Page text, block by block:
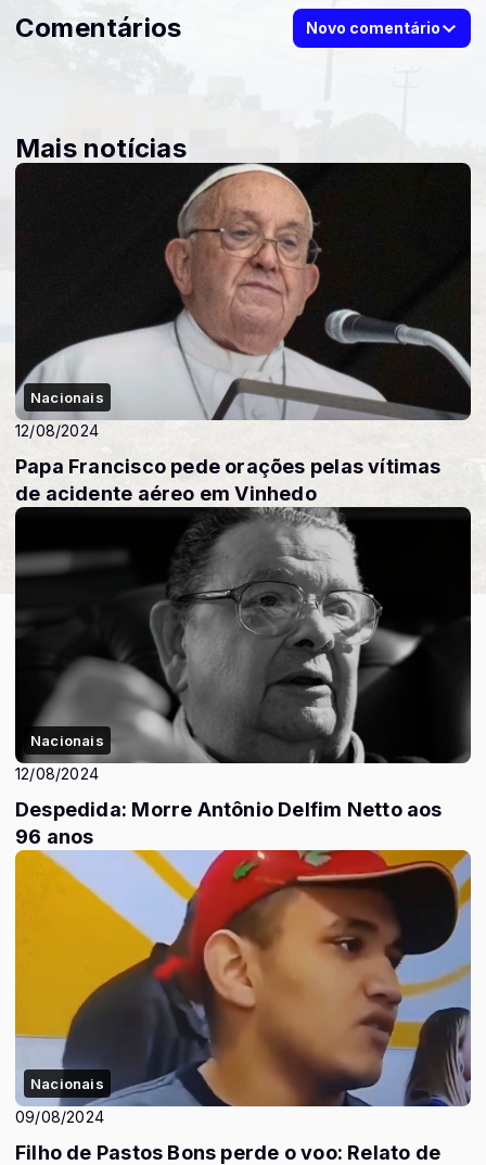
Comentários Novo comentário
Mais notícias
Nacionais
12/08/2024
Papa Francisco pede orações pelas vítimas
de acidente aéreo em Vinhedo
Nacionais
12/08/2024
Despedida: Morre Antônio Delfim Netto aos
96 anos
Nacionais
09/08/2024
Filho de Pastos Bons perde o voo: Relato de